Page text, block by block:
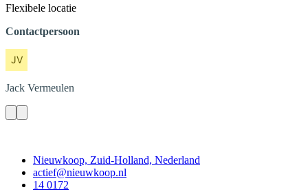
Flexibele locatie
Contactpersoon
Jack Vermeulen
Nieuwkoop, Zuid-Holland, Nederland
actief@nieuwkoop.nl
14 0172